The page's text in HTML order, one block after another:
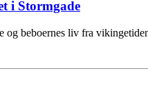
i Stormgade
og beboernes liv fra